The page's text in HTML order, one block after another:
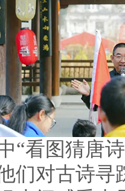
“看图猜唐
们对古诗